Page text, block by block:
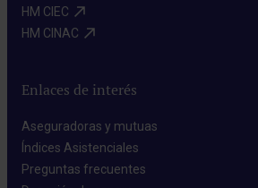
HM CIEC​
HM CINAC​
Enlaces de interés
Aseguradoras y mutuas​
Índices Asistenciales​
Preguntas frecuentes​